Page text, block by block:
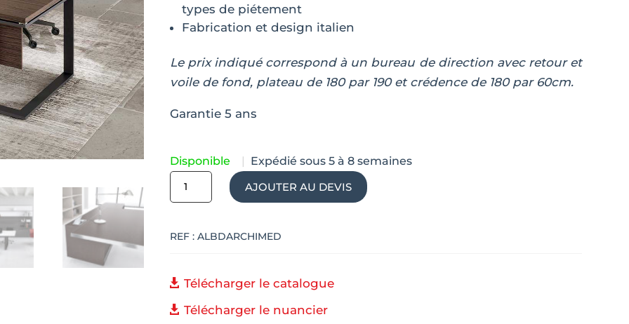
types de piétement
Fabrication et design italien
Le prix indiqué correspond à un bureau de direction avec retour et
voile de fond, plateau de 180 par 190 et crédence de 180 par 60cm.
Garantie 5 ans
Disponible | Expédié sous 5 à 8 semaines
quantité
de
de
design
TRÉVISE
AJOUTER AU DEVIS
REF :ALBDARCHIMED
Télécharger le catalogue
Télécharger le nuancier